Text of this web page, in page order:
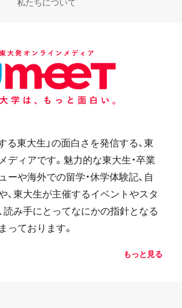
る東大生」の面白さを発信する、東
ディアです。魅力的な東大生・卒業
ーや海外での留学・休学体験記、自
、東大生が主催するイベントやスタ
読み手にとってなにかの指針となる
っております。
もっと見る